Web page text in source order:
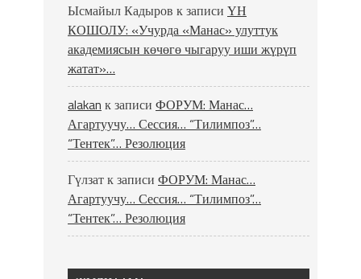
Ысмайыл Кадыров к записи ҮН
КОШОЛУ: «Учурда «Манас» улуттук
академиясын көчөгө чыгаруу иши жүрүп
жатат»…
alakan к записи ФОРУМ: Манас…
Агартуучу… Сессия… “Тилимпоз”…
“Тентек”… Резолюция
Гүлзатк записи ФОРУМ: Манас…
Агартуучу… Сессия… “Тилимпоз”…
“Тентек”… Резолюция